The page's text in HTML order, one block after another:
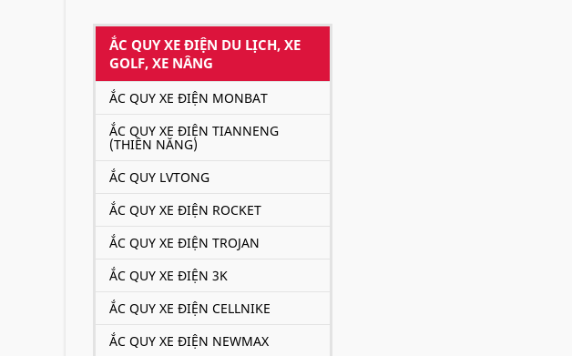
ẮC QUY XE ĐIỆN DU LỊCH, XE
GOLF, XE NÂNG
ẮC QUY XE ĐIỆN MONBAT
ẮC QUY XE ĐIỆN TIANNENG
(THIÊN NĂNG)
ẮC QUY LVTONG
ẮC QUY XE ĐIỆN ROCKET
ẮC QUY XE ĐIỆN TROJAN
ẮC QUY XE ĐIỆN 3K
ẮC QUY XE ĐIỆN CELLNIKE
ẮC QUY XE ĐIỆN NEWMAX